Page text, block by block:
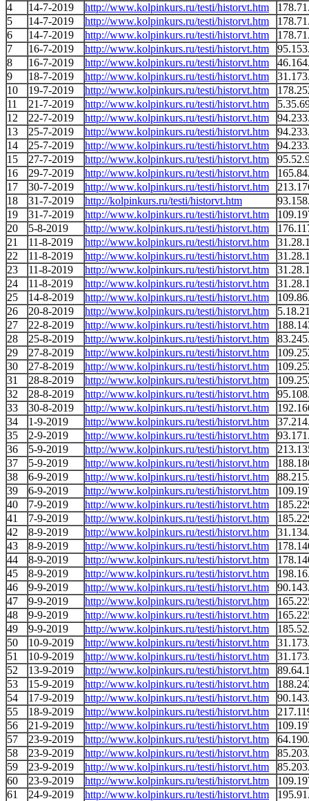
4
14-7-2019 http://www.kolpinkurs.ru/testi/historvt.htm
5
14-7-2019 http://www.kolpinkurs.ru/testi/historvt.htm
6
14-7-2019 http://www.kolpinkurs.ru/testi/historvt.htm
7
16-7-2019 http://www.kolpinkurs.ru/testi/historvt.htm
8
16-7-2019 http://www.kolpinkurs.ru/testi/historvt.htm
9
18-7-2019 http://www.kolpinkurs.ru/testi/historvt.htm
10
19-7-2019 http://www.kolpinkurs.ru/testi/historvt.htm
11
21-7-2019 http://www.kolpinkurs.ru/testi/historvt.htm
12
22-7-2019 http://www.kolpinkurs.ru/testi/historvt.htm
13
25-7-2019 http://www.kolpinkurs.ru/testi/historvt.htm
14
25-7-2019 http://www.kolpinkurs.ru/testi/historvt.htm
15
27-7-2019 http://www.kolpinkurs.ru/testi/historvt.htm
16
29-7-2019 http://www.kolpinkurs.ru/testi/historvt.htm
17
30-7-2019 http://www.kolpinkurs.ru/testi/historvt.htm
18
31-7-2019 http://kolpinkurs.ru/testi/historvt.htm
19
31-7-2019 http://www.kolpinkurs.ru/testi/historvt.htm
20
5-8-2019 http://www.kolpinkurs.ru/testi/historvt.htm
21
11-8-2019 http://www.kolpinkurs.ru/testi/historvt.htm
22
11-8-2019 http://www.kolpinkurs.ru/testi/historvt.htm
23
11-8-2019 http://www.kolpinkurs.ru/testi/historvt.htm
24
11-8-2019 http://www.kolpinkurs.ru/testi/historvt.htm
25
14-8-2019 http://www.kolpinkurs.ru/testi/historvt.htm
26
20-8-2019 http://www.kolpinkurs.ru/testi/historvt.htm
27
22-8-2019 http://www.kolpinkurs.ru/testi/historvt.htm
28
25-8-2019 http://www.kolpinkurs.ru/testi/historvt.htm
29
27-8-2019 http://www.kolpinkurs.ru/testi/historvt.htm
30
27-8-2019 http://www.kolpinkurs.ru/testi/historvt.htm
31
28-8-2019 http://www.kolpinkurs.ru/testi/historvt.htm
32
28-8-2019 http://www.kolpinkurs.ru/testi/historvt.htm
33
30-8-2019 http://www.kolpinkurs.ru/testi/historvt.htm
34
1-9-2019 http://www.kolpinkurs.ru/testi/historvt.htm
35
2-9-2019 http://www.kolpinkurs.ru/testi/historvt.htm
36
5-9-2019 http://www.kolpinkurs.ru/testi/historvt.htm
37
5-9-2019 http://www.kolpinkurs.ru/testi/historvt.htm
38
6-9-2019 http://www.kolpinkurs.ru/testi/historvt.htm
39
6-9-2019 http://www.kolpinkurs.ru/testi/historvt.htm
40
7-9-2019 http://www.kolpinkurs.ru/testi/historvt.htm
41
7-9-2019 http://www.kolpinkurs.ru/testi/historvt.htm
42
8-9-2019 http://www.kolpinkurs.ru/testi/historvt.htm
43
8-9-2019 http://www.kolpinkurs.ru/testi/historvt.htm
44
8-9-2019 http://www.kolpinkurs.ru/testi/historvt.htm
45
8-9-2019 http://www.kolpinkurs.ru/testi/historvt.htm
46
9-9-2019 http://www.kolpinkurs.ru/testi/historvt.htm
47
9-9-2019 http://www.kolpinkurs.ru/testi/historvt.htm
48
9-9-2019 http://www.kolpinkurs.ru/testi/historvt.htm
49
9-9-2019 http://www.kolpinkurs.ru/testi/historvt.htm
50
10-9-2019 http://www.kolpinkurs.ru/testi/historvt.htm
51
10-9-2019 http://www.kolpinkurs.ru/testi/historvt.htm
52
13-9-2019 http://www.kolpinkurs.ru/testi/historvt.htm
53
15-9-2019 http://www.kolpinkurs.ru/testi/historvt.htm
54
17-9-2019 http://www.kolpinkurs.ru/testi/historvt.htm
55
18-9-2019 http://www.kolpinkurs.ru/testi/historvt.htm
56
21-9-2019 http://www.kolpinkurs.ru/testi/historvt.htm
57
23-9-2019 http://www.kolpinkurs.ru/testi/historvt.htm
58
23-9-2019 http://www.kolpinkurs.ru/testi/historvt.htm
59
23-9-2019 http://www.kolpinkurs.ru/testi/historvt.htm
60
23-9-2019 http://www.kolpinkurs.ru/testi/historvt.htm
61
24-9-2019 http://www.kolpinkurs.ru/testi/historvt.htm